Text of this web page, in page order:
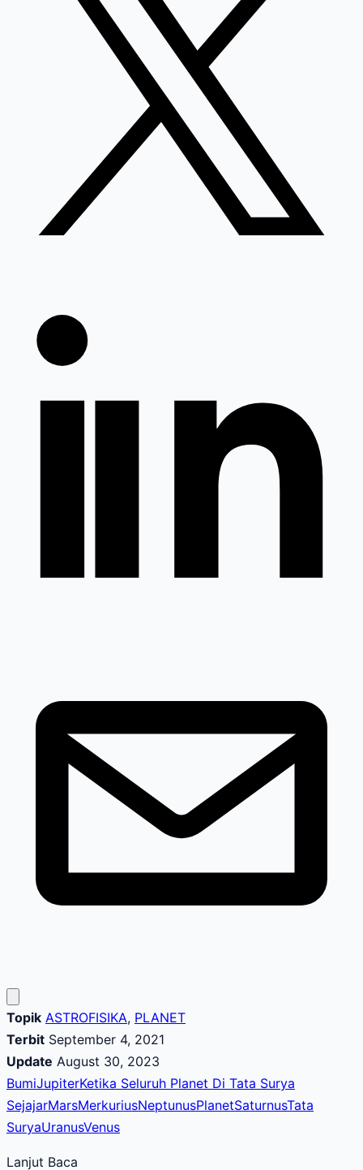
Topik ASTROFISIKA, PLANET
Terbit September 4, 2021
Update August 30, 2023
BumiJupiterKetika Seluruh Planet Di Tata Surya
SejajarMarsMerkuriusNeptunusPlanetSaturnusTata
SuryaUranusVenus
Lanjut Baca